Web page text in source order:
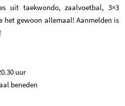
uit taekwondo, zaalvoetbal, 3×3
het gewoon allemaal! Aanmelden is
uur
beneden